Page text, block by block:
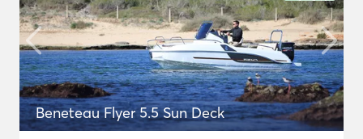
Beneteau Flyer 5.5 Sun Deck